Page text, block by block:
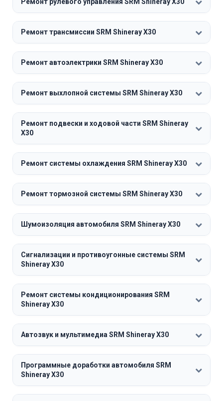
Ремонт трансмиссии SRM Shineray X30
Ремонт автоэлектрики SRM Shineray X30
Ремонт выхлопной системы SRM Shineray X30
Ремонт подвески и ходовой части SRM Shineray
X30
Ремонт системы охлаждения SRM Shineray X30
Ремонт тормозной системы SRM Shineray X30
Шумоизоляция автомобиля SRM Shineray X30
Сигнализации и противоугонные системы SRM
Shineray X30
Ремонт системы кондиционирования SRM
Shineray X30
Автозвук и мультимедиа SRM Shineray X30
Программные доработки автомобиля SRM
Shineray X30